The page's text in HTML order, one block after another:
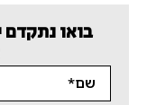
בואו נתקדם